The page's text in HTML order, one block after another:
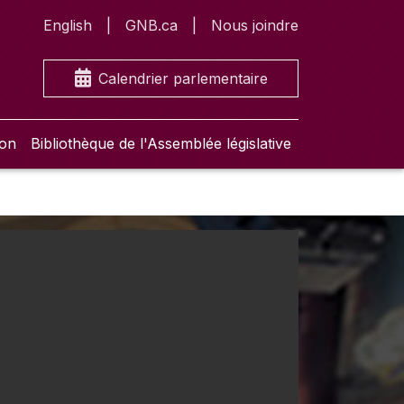
English GNB.ca Nous joindre
Calendrier parlementaire
Bibliothèque de l'Assemblée législative